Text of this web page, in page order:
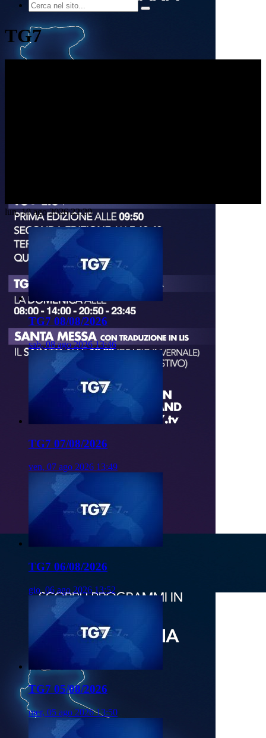
TG7
lun, 10 ago 2026 22:20
TG7 08/08/2026
sab, 08 ago 2026 13:46
TG7 07/08/2026
ven, 07 ago 2026 13:49
TG7 06/08/2026
gio, 06 ago 2026 13:52
TG7 05/08/2026
mer, 05 ago 2026 13:50